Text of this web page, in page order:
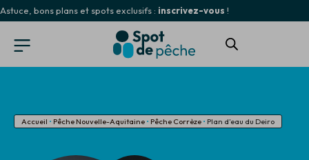
Astuce, bons plans et spots exclusifs : inscrivez-vous !
Accueil • Pêche Nouvelle-Aquitaine • Pêche Corrèze • Plan d’eau du Deiro